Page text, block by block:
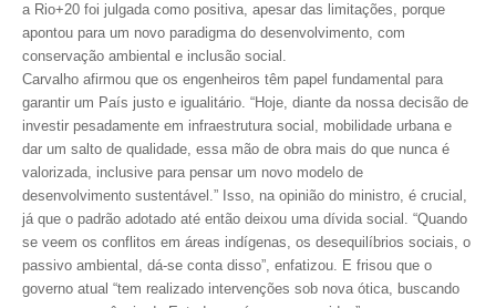
PLATAFORMAS GRATUITAS
BENEFÍCIOS
APOSENTADORIA
CONVÊNIOS
PLANO DE SAÚDE
SEESPPREV
a Rio+20 foi julgada como positiva, apesar das limitações, porque
apontou para um novo paradigma do desenvolvimento, com
conservação ambiental e inclusão social.
Carvalho afirmou que os engenheiros têm papel fundamental para
garantir um País justo e igualitário. “Hoje, diante da nossa decisão de
investir pesadamente em infraestrutura social, mobilidade urbana e
dar um salto de qualidade, essa mão de obra mais do que nunca é
valorizada, inclusive para pensar um novo modelo de
desenvolvimento sustentável.” Isso, na opinião do ministro, é crucial,
já que o padrão adotado até então deixou uma dívida social. “Quando
se veem os conflitos em áreas indígenas, os desequilíbrios sociais, o
passivo ambiental, dá-se conta disso”, enfatizou. E frisou que o
governo atual “tem realizado intervenções sob nova ótica, buscando